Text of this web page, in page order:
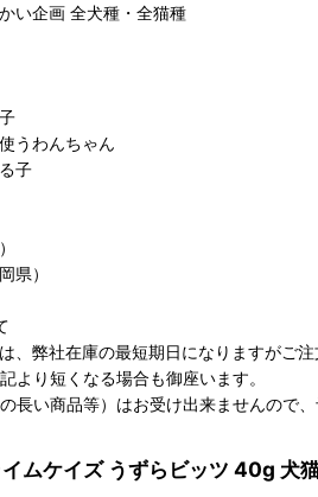
い企画 全犬種・全猫種
うわんちゃん
子
県）
、弊社在庫の最短期日になりますがご
り短くなる場合も御座います。
長い商品等）はお受け出来ませんので、
ムケイズ うずらビッツ 40g 犬